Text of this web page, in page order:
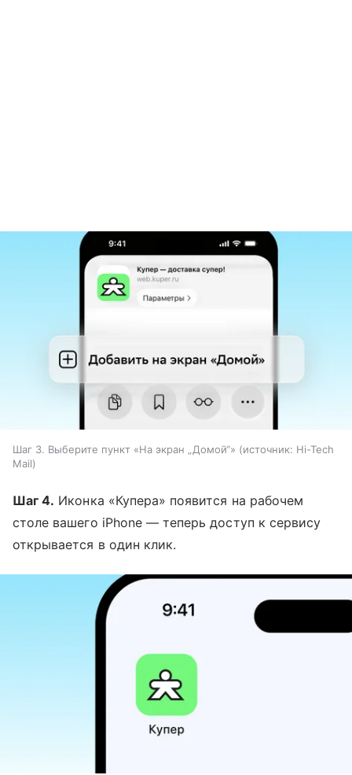
Шаг 3. Выберите пункт «На экран „Домой“» источник: Hi-Tech
Mail
Шаг 4. Иконка «Купера» появится на рабочем
столе вашего iPhone — теперь доступ к сервису
открывается в один клик.